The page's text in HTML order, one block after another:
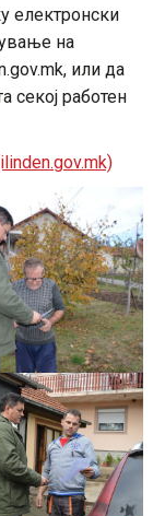
електронски
на
или да
секој работен